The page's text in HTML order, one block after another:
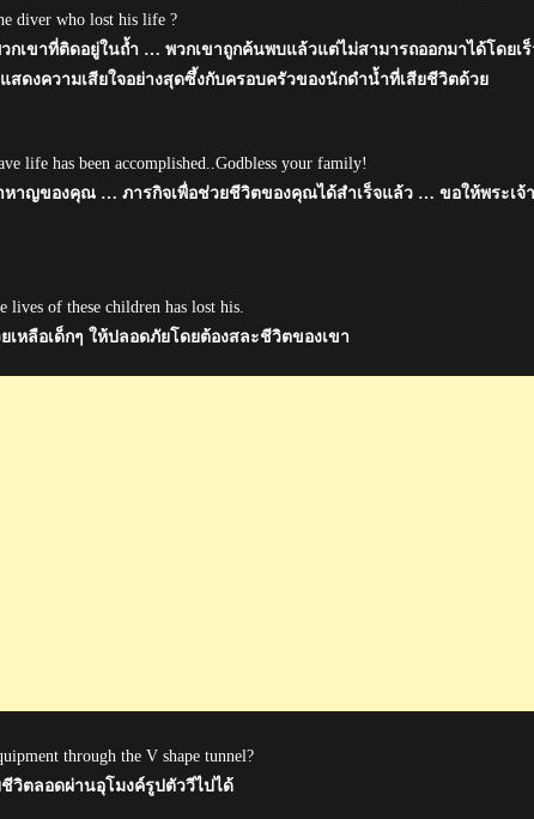
diver who lost his life ?
กเขาที่ติดอยู่ในถ้ำ … พวกเขาถูกค้นพบแล้วแต่ไม่สามารถออกมาได้โดยเร็
ดงความเสียใจอย่างสุดซึ้งกับครอบครัวของนักดำน้ำที่เสียชีวิตด้วย
life has been accomplished..Godbless your family!
าญของคุณ … ภารกิจเพื่อช่วยชีวิตของคุณได้สำเร็จแล้ว … ขอให้พระเจ้า
lives of these children has lost his.
หลือเด็กๆ ให้ปลอดภัยโดยต้องสละชีวิตของเขา
through the V shape tunnel?
วิตลอดผ่านอุโมงค์รูปตัววีไปได้